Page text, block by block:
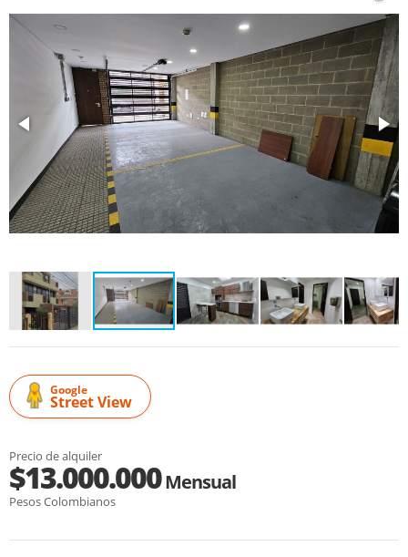
Google
Street View
Precio de alquiler
$13.000.000Mensual
Pesos Colombianos